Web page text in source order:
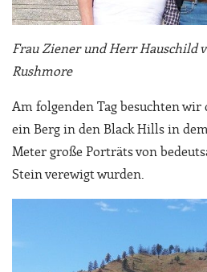
Frau Ziener und Herr Hauschild
Rushmore
Am folgenden Tag besuchten wir
ein Berg in den Black Hills in
Meter große Porträts von
Stein verewigt wurden.